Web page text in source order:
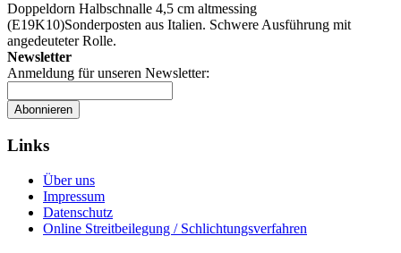
Doppeldorn Halbschnalle 4,5 cm altmessing
(E19K10)Sonderposten aus Italien. Schwere Ausführung mit
angedeuteter Rolle.
Newsletter
Anmeldung für unseren Newsletter:
Abonnieren
Links
Über uns
Impressum
Datenschutz
Online Streitbeilegung / Schlichtungsverfahren